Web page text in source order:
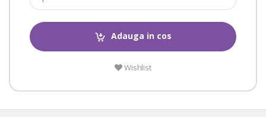
Adauga in cos
Wishlist